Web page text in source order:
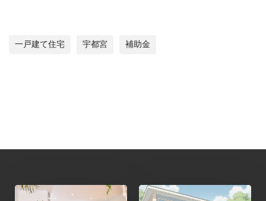
一戸建て住宅 宇都宮 補助金